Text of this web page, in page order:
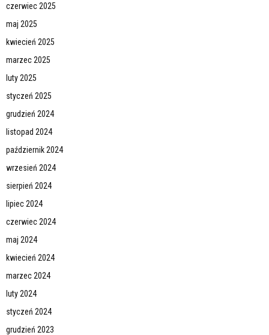
czerwiec 2025
maj 2025
kwiecień 2025
marzec 2025
luty 2025
styczeń 2025
grudzień 2024
listopad 2024
październik 2024
wrzesień 2024
sierpień 2024
lipiec 2024
czerwiec 2024
maj 2024
kwiecień 2024
marzec 2024
luty 2024
styczeń 2024
grudzień 2023